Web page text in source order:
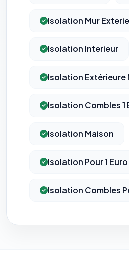
Isolation Mur
Isolation Interieur
Isolation Extérieure
Isolation Combles 1
Isolation Maison
Isolation Pour 1 Euro
Isolation Combles